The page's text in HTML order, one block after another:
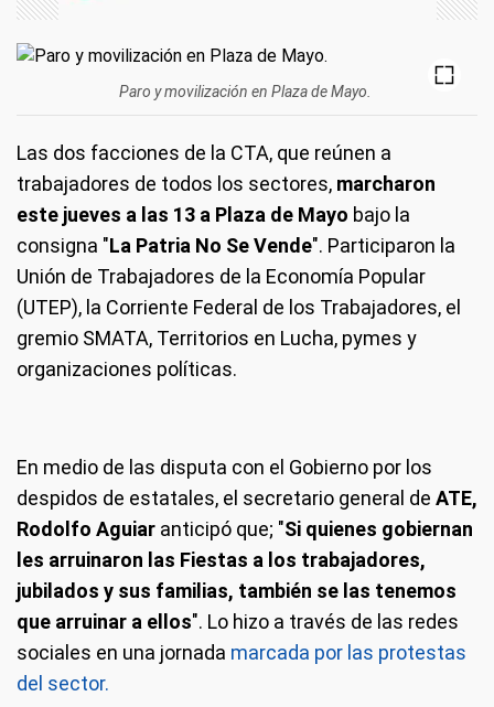
Paro y movilización en Plaza de Mayo.
Las dos facciones de la CTA, que reúnen a
trabajadores de todos los sectores, marcharon
este jueves a las 13 a Plaza de Mayo bajo la
consigna "La Patria No Se Vende". Participaron la
Unión de Trabajadores de la Economía Popular
(UTEP), la Corriente Federal de los Trabajadores, el
gremio SMATA, Territorios en Lucha, pymes y
organizaciones políticas.
En medio de las disputa con el Gobierno por los
despidos de estatales, el secretario general de ATE,
Rodolfo Aguiar anticipó que; "Si quienes gobiernan
les arruinaron las Fiestas a los trabajadores,
jubilados y sus familias, también se las tenemos
que arruinar a ellos". Lo hizo a través de las redes
sociales en una jornada marcada por las protestas
del sector.